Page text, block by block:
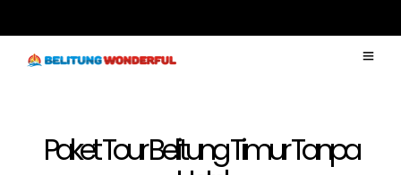
Paket Tour Belitung Timur Tanpa